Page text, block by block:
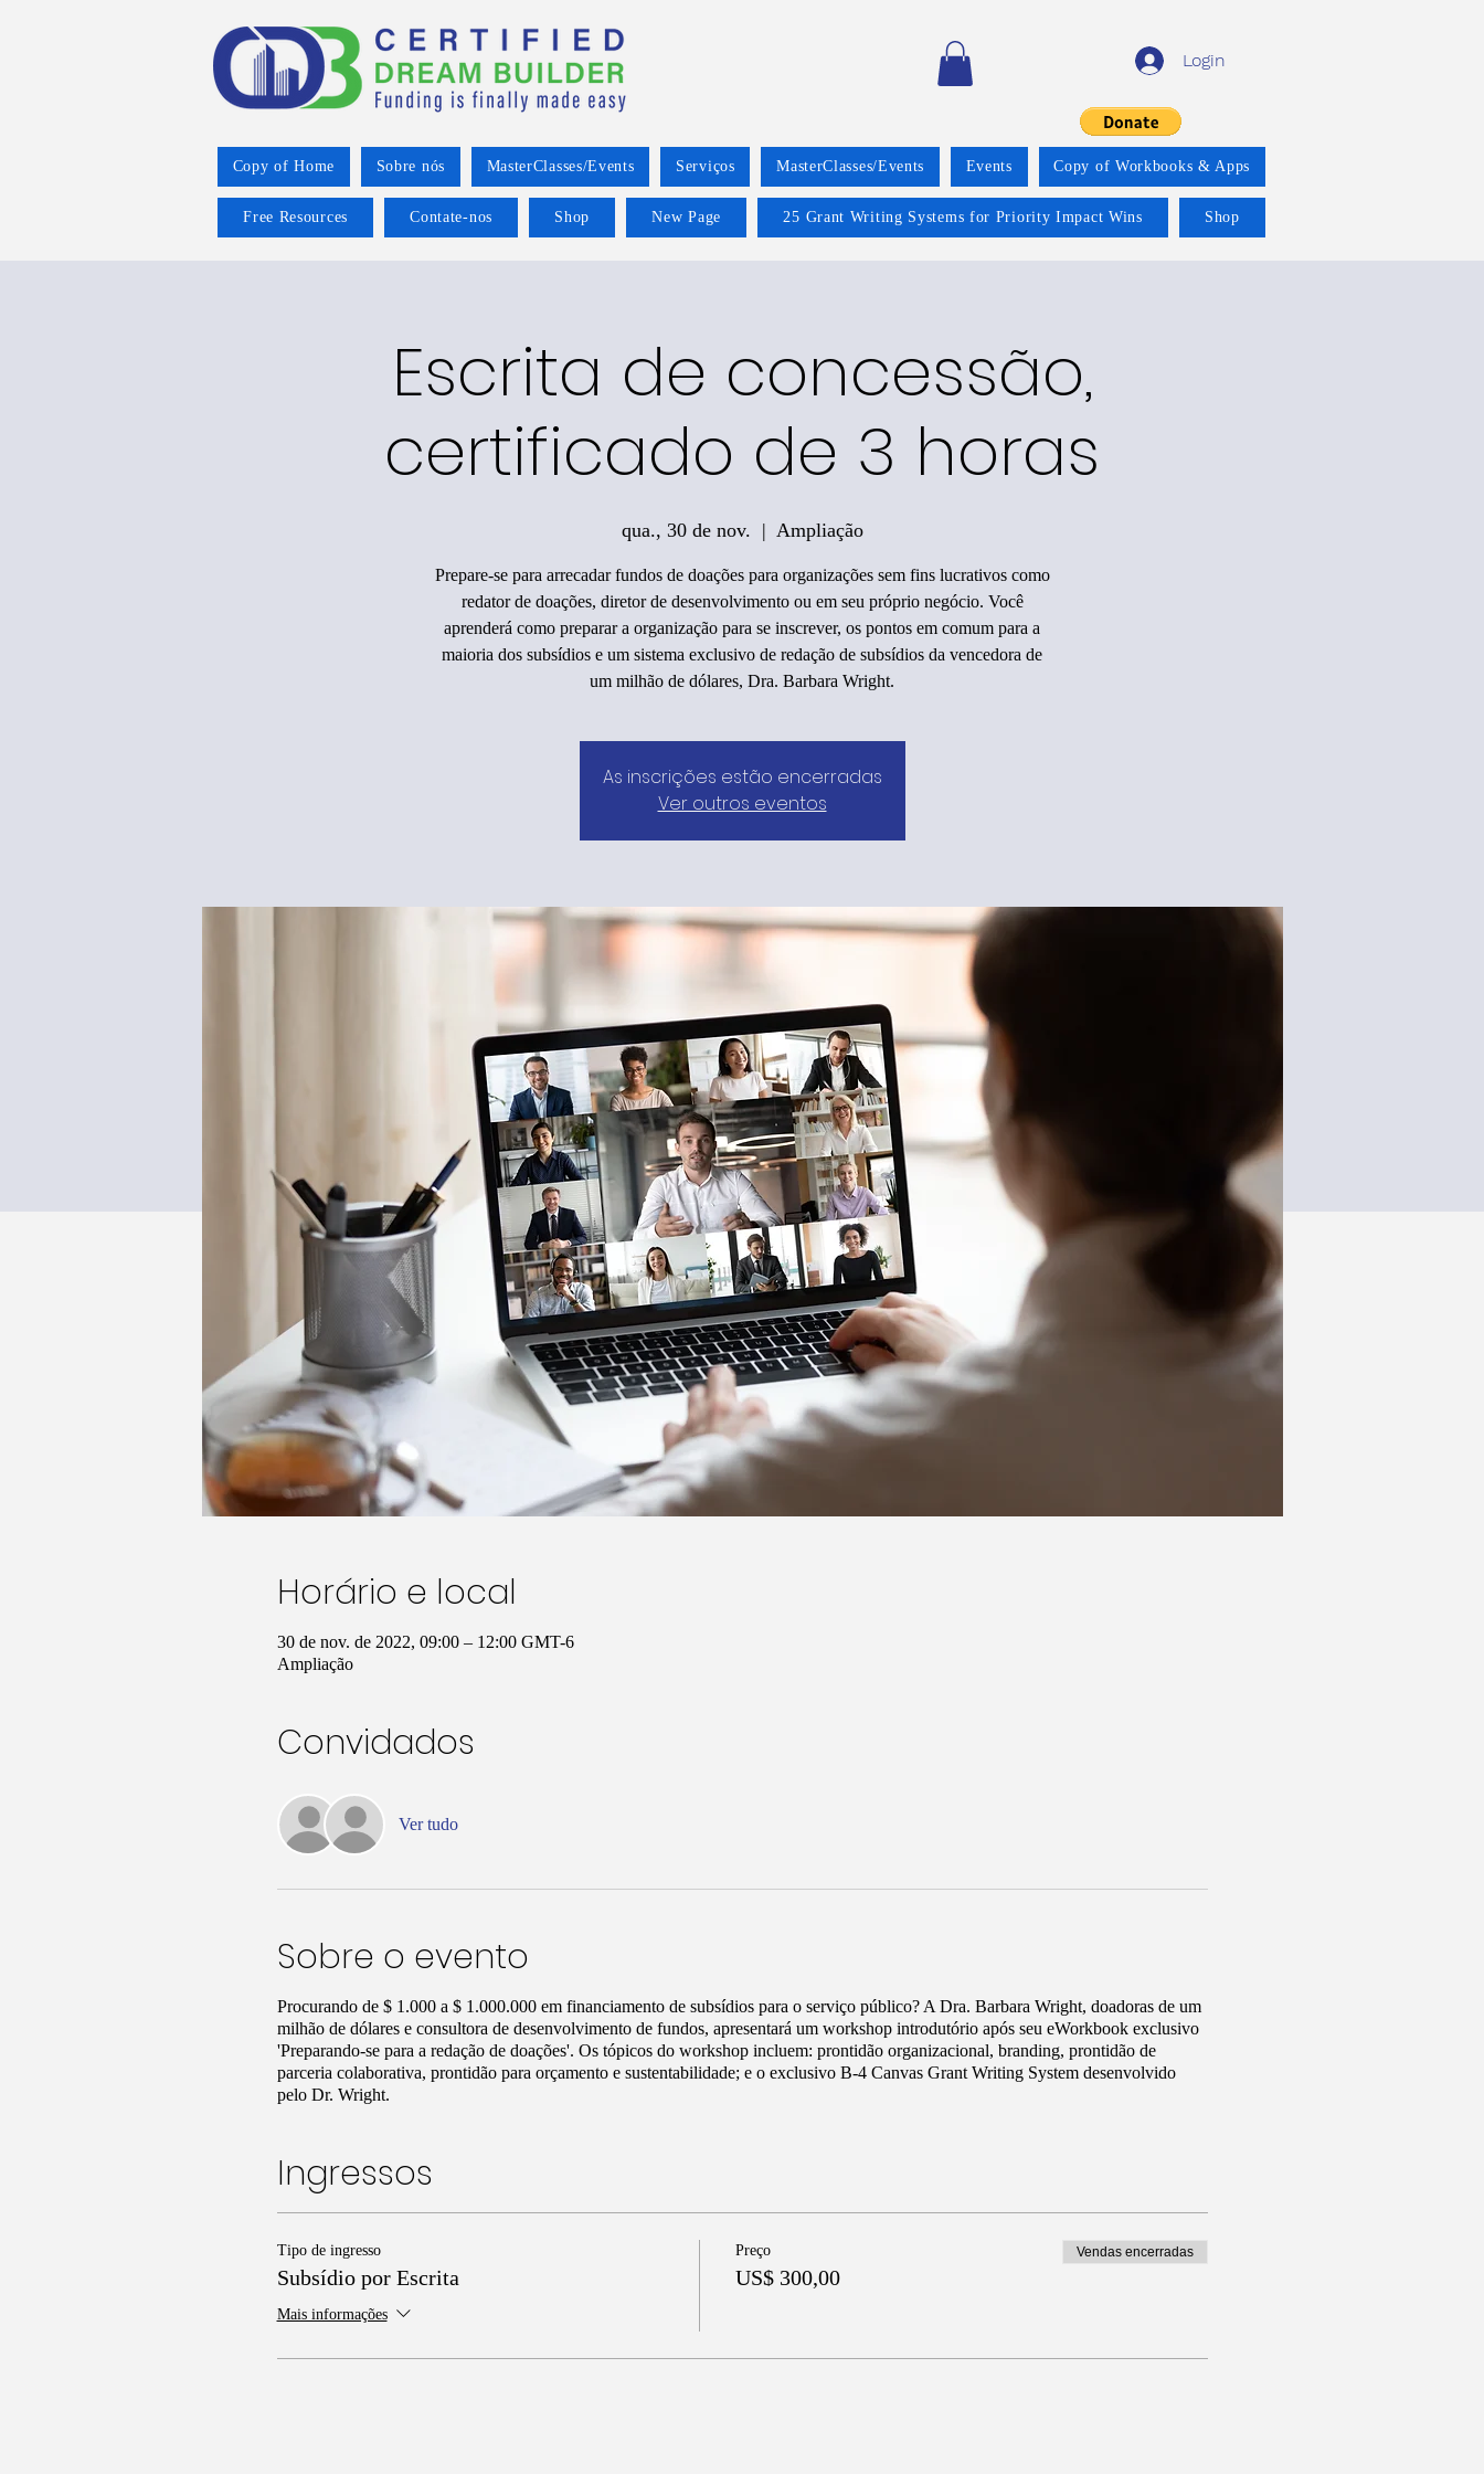
Login
Copy of Home Sobre nós MasterClasses/Events Serviços MasterClasses/Events Events Copy of Workbooks & Apps
Free Resources Contate-nos Shop New Page 25 Grant Writing Systems for Priority Impact Wins Shop
Escrita de concessão,
certificado de 3 horas
qua., 30 de nov.
  |
Ampliação
Prepare-se para arrecadar fundos de doações para organizações sem fins lucrativos como
redator de doações, diretor de desenvolvimento ou em seu próprio negócio. Você
aprenderá como preparar a organização para se inscrever, os pontos em comum para a
maioria dos subsídios e um sistema exclusivo de redação de subsídios da vencedora de
um milhão de dólares, Dra. Barbara Wright.
As inscrições estão encerradas
Ver outros eventos
Horário e local
30 de nov. de 2022, 09:00 – 12:00 GMT-6
Ampliação
Convidados
Ver tudo
Sobre o evento
Procurando de $ 1.000 a $ 1.000.000 em financiamento de subsídios para o serviço público? A Dra. Barbara Wright, doadoras de um
milhão de dólares e consultora de desenvolvimento de fundos, apresentará um workshop introdutório após seu eWorkbook exclusivo
'Preparando-se para a redação de doações'. Os tópicos do workshop incluem: prontidão organizacional, branding, prontidão de
parceria colaborativa, prontidão para orçamento e sustentabilidade; e o exclusivo B-4 Canvas Grant Writing System desenvolvido
pelo Dr. Wright.
Ingressos
Tipo de ingresso
Subsídio por Escrita
Mais informações
Preço
US$ 300,00
Vendas encerradas